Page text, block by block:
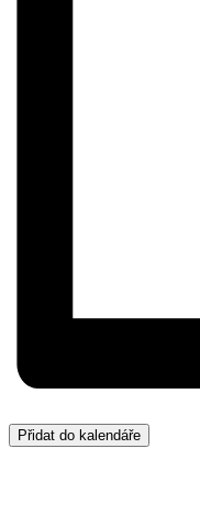
Přidat do kalendáře